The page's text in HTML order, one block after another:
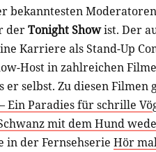
bekanntesten
derTonight Showist. Der
Karriere als Stand-Up
Host in zahlreichen
selbst. Zu diesen Filmen
Ein Paradies für schrille
mit dem Hund
in der Fernsehserie Hör